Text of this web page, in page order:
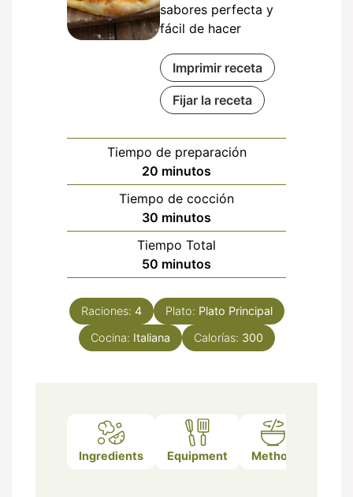
sabores perfecta y
fácil de hacer
Imprimir receta
Fijar la receta
Tiempo de preparación
20 minutos
minutos
Tiempo de cocción
30 minutos
minutos
Tiempo Total
50 minutos
minutos
Raciones: 4 Plato: Plato Principal
Cocina: Italiana Calorías: 300
Ingredients Equipment Method